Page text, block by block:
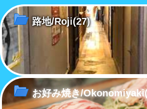
路地/Roji(27)
お好み焼き/Okonomiyaki